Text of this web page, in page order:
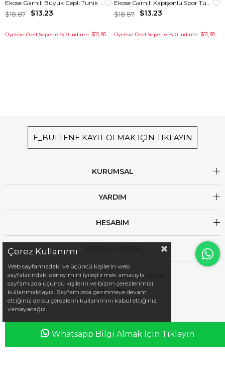
Ekose Garnili Büyük Cepli Tunik Ekru
$13.23
$18.87
Üyelere Özel Sepette %10 indirim $11,91
Ekose Garnili Kapişonlu Spor Tunik Krem
$13.23
$18.87
Üyelere Özel Sepette %10 indirim $11,91
E_BÜLTENE KAYIT OLMAK İÇİN TIKLAYIN
KURUMSAL
YARDIM
HESABIM
UYGULAMALARIMIZI İNDİRİN
Whatsapp Bilgi Almak İçin Tıklayın
Çerez Kullanımı
Web sayfamızdaki ve üçüncü kişilerin web
sayfalarındaki deneyimini iyileştirmek amacıyla
sayfamızda üçüncü kişilerin ve bizim çerezlerimizi
kullanmaktayız. Sayfamızda gezinmeye devam
ettiğiniz de bu çerezlerin kullanımını kabul ettiğiniz
varsayacağız.
Anasayfa Favorilerim Sepetim Üye Girişi